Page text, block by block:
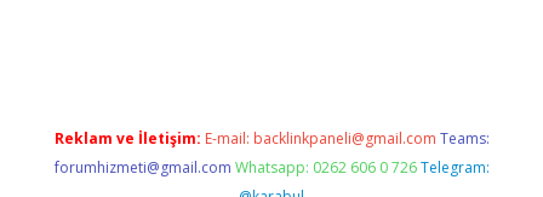
Reklam ve İletişim: E-mail: backlinkpaneli@gmail.com Teams:
forumhizmeti@gmail.com Whatsapp: 0262 606 0 726 Telegram: